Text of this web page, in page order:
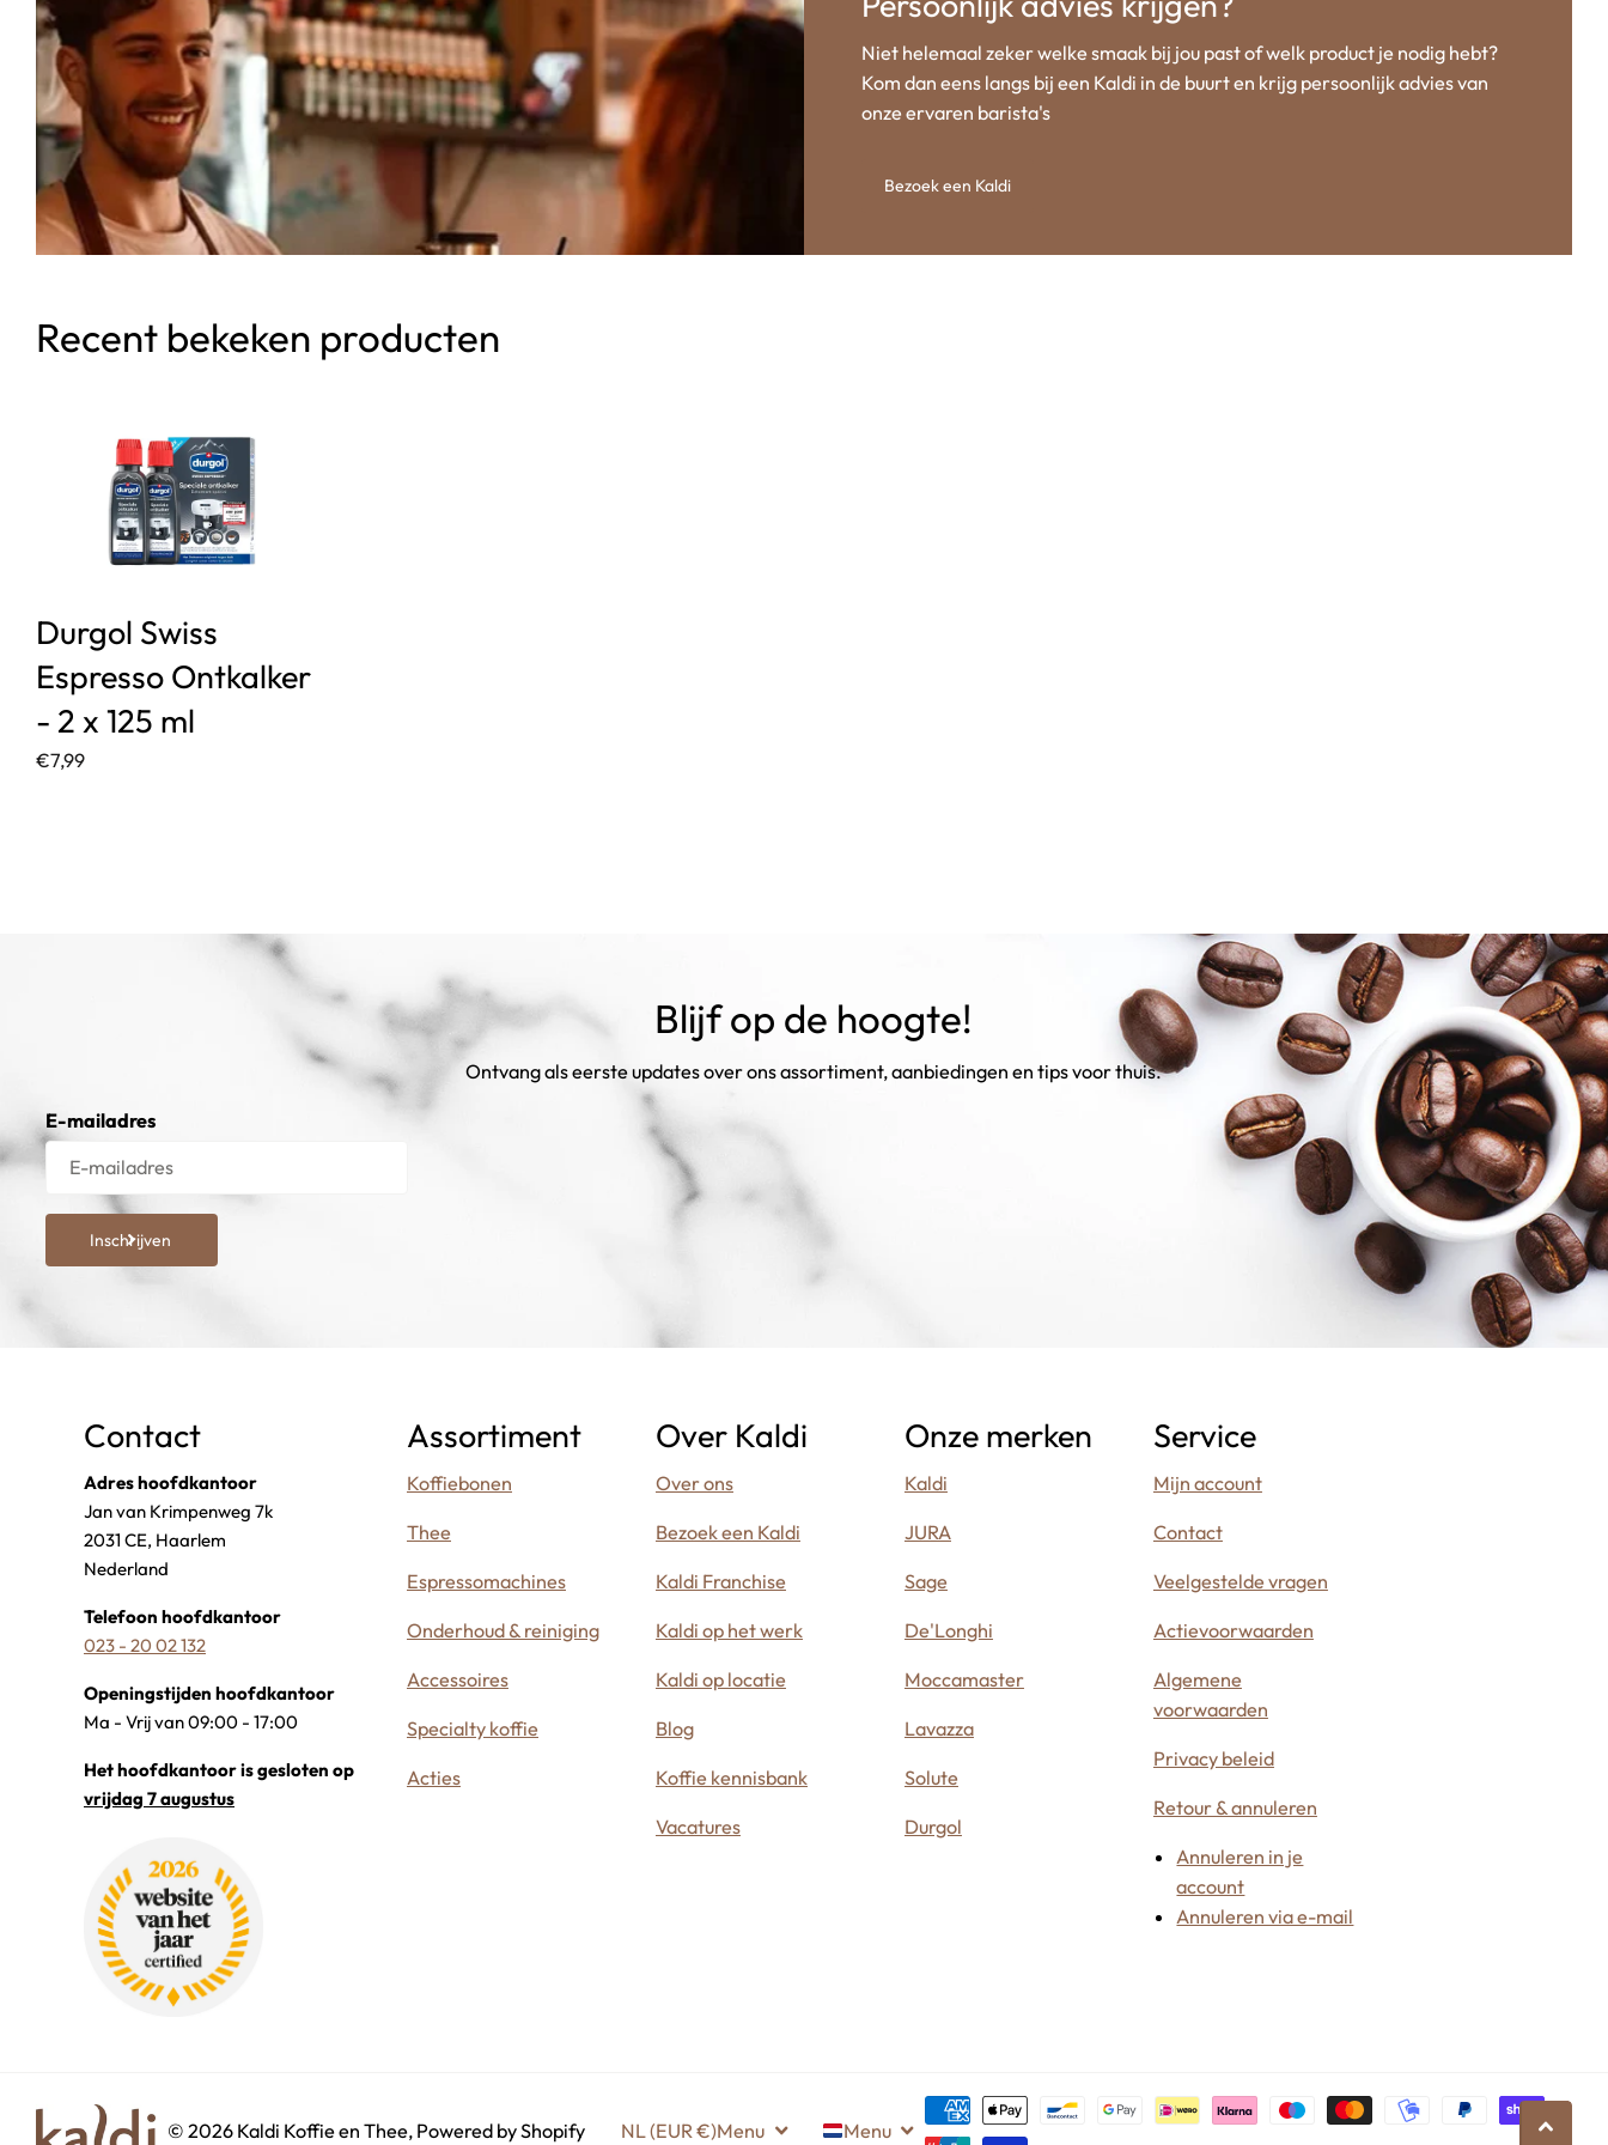
Niet helemaal zeker welke smaak bij jou past of welk product je nodig hebt?
Kom dan eens langs bij een Kaldi in de buurt en krijg persoonlijk advies van
onze ervaren barista's
Bezoek een Kaldi
Recent bekeken producten
Durgol Swiss
Espresso Ontkalker
- 2 x 125 ml
€7,99
Blijf op de hoogte!
Ontvang als eerste updates over ons assortiment, aanbiedingen en tips voor thuis.
E-mailadres
Inschrijven
Contact
Adres hoofdkantoor
Jan van Krimpenweg 7k
2031 CE, Haarlem
Nederland
Telefoon hoofdkantoor
023 - 20 02 132
Openingstijden hoofdkantoor
Ma - Vrij van 09:00 - 17:00
Het hoofdkantoor is gesloten op
vrijdag 7 augustus
Assortiment
Koffiebonen
Thee
Espressomachines
Onderhoud & reiniging
Accessoires
Specialty koffie
Acties
Over Kaldi
Over ons
Bezoek een Kaldi
Kaldi Franchise
Kaldi op het werk
Kaldi op locatie
Blog
Koffie kennisbank
Vacatures
Onze merken
Kaldi
JURA
Sage
De'Longhi
Moccamaster
Lavazza
Solute
Durgol
Service
Mijn account
Contact
Veelgestelde vragen
Actievoorwaarden
Algemene
voorwaarden
Privacy beleid
Retour & annuleren
Annuleren in je
account
Annuleren via e-mail
© 2026 Kaldi Koffie en Thee, Powered by Shopify NL (EUR €)Menu Menu